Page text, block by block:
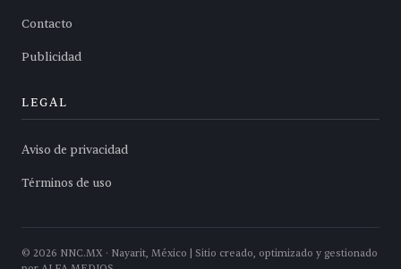
Contacto
Publicidad
LEGAL
Aviso de privacidad
Términos de uso
© 2026 NNC.MX · Nayarit, México | Sitio creado, optimizado y gestionado